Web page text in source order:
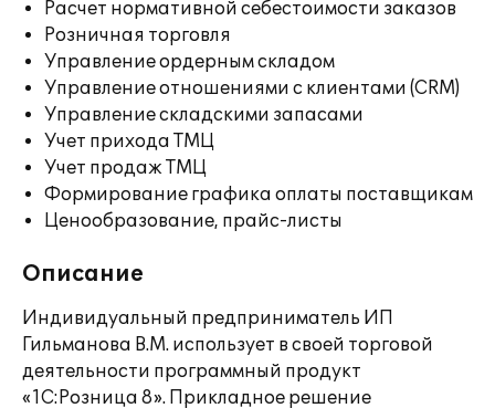
Расчет нормативной себестоимости заказов
Розничная торговля
Управление ордерным складом
Управление отношениями с клиентами (CRM)
Управление складскими запасами
Учет прихода ТМЦ
Учет продаж ТМЦ
Формирование графика оплаты поставщикам
Ценообразование, прайс-листы
Описание
Индивидуальный предприниматель ИП
Гильманова В.М. использует в своей торговой
деятельности программный продукт
«1С:Розница 8». Прикладное решение